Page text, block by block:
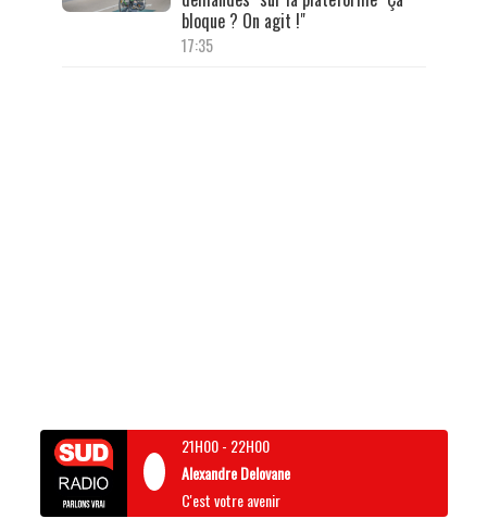
bloque ? On agit !"
17:35
21H00- 22H00
Alexandre Delovane
C'est votre avenir